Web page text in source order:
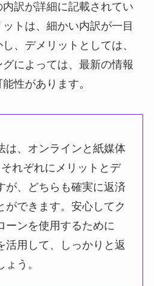
訳が詳細に記載されてい
トは、細かい内訳が一目
、デメリットとしては、
によっては、最新の情報
性があります。
は、オンラインと紙媒体
れぞれにメリットとデ
が、どちらも確実に返済
ができます。安心してク
ーンを使用するために
活用して、しっかりと返
う。